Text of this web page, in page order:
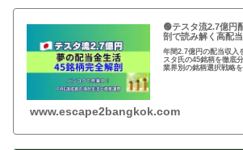
🟢テスタ流2.7億円
剖で読み解く高配
年間2.7億円の配当収入
スタ氏の45銘柄を徹底
業界別の銘柄選択戦略
www.escape2bangkok.com